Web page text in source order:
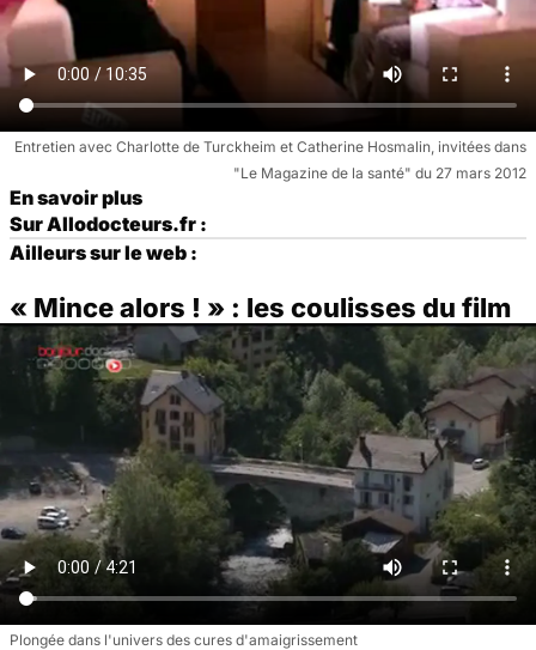
Entretien avec Charlotte de Turckheim et Catherine Hosmalin, invitées dans
"Le Magazine de la santé" du 27 mars 2012
En savoir plus
Sur Allodocteurs.fr :
Ailleurs sur le web :
« Mince alors ! » : les coulisses du film
Plongée dans l'univers des cures d'amaigrissement